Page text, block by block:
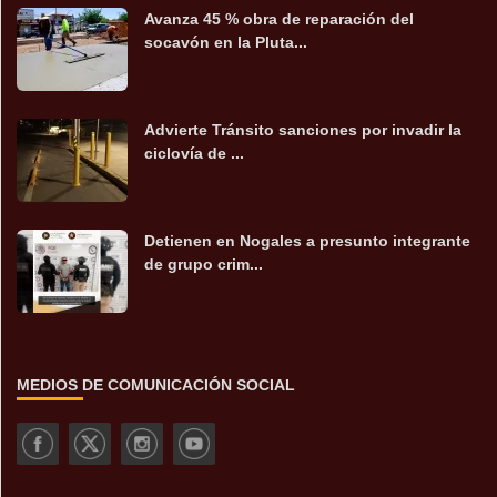
Avanza 45 % obra de reparación del
socavón en la Pluta...
Advierte Tránsito sanciones por invadir la
ciclovía de ...
Detienen en Nogales a presunto integrante
de grupo crim...
MEDIOS DE COMUNICACIÓN SOCIAL